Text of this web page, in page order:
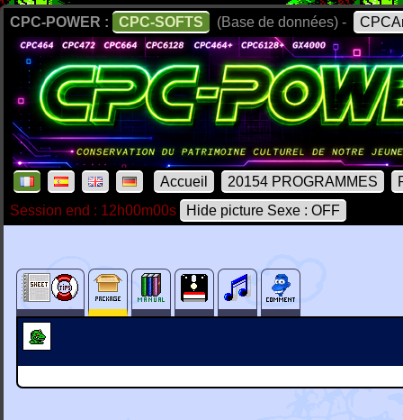
CPC-POWER : CPC-SOFTS (Base de données) -
Accueil 20154 PROGRAMMES
Session end : 12h00m00s
Hide picture Sexe : OFF